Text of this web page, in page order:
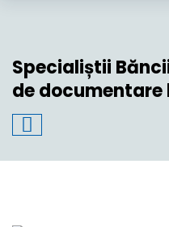
Specialiștii
de